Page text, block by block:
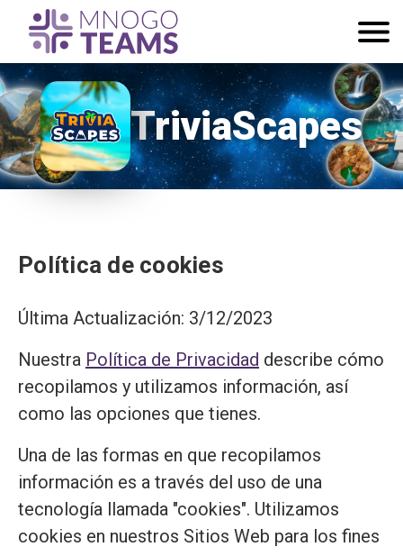
TriviaScapes
Política de cookies
Última Actualización: 3/12/2023
Nuestra Política de Privacidad describe cómo
recopilamos y utilizamos información, así
como las opciones que tienes.
Una de las formas en que recopilamos
información es a través del uso de una
tecnología llamada "cookies". Utilizamos
cookies en nuestros Sitios Web para los fines